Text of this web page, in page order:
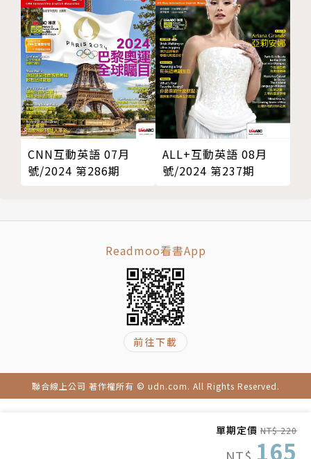
單期定價 NT$ 220
165
CNN互動英語 07月
號/2024 第286期
ALL+互動英語 08月
號/2024 第237期
Readmoo看書App
前往下載
聯合線上公司 著作權所有 © udn.com. All Rights Reserved.